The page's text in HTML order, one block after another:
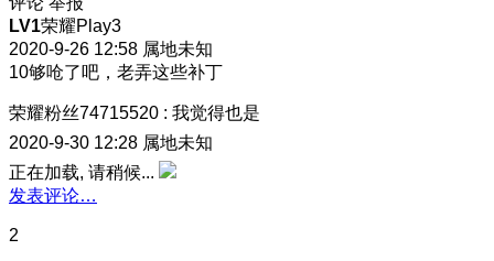
LV1荣耀Play3
2020-9-26 12:58 属地未知
10够呛了吧，老弄这些补丁
荣耀粉丝74715520 : 我觉得也是
2020-9-30 12:28 属地未知
正在加载, 请稍候...
发表评论…
2